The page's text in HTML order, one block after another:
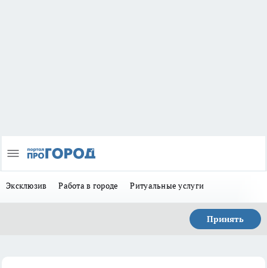
Эксклюзив Работа в городе Ритуальные услуги
Принять